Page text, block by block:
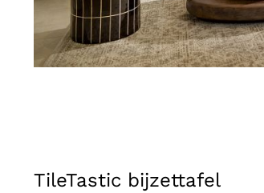
TileTastic bijzettafel